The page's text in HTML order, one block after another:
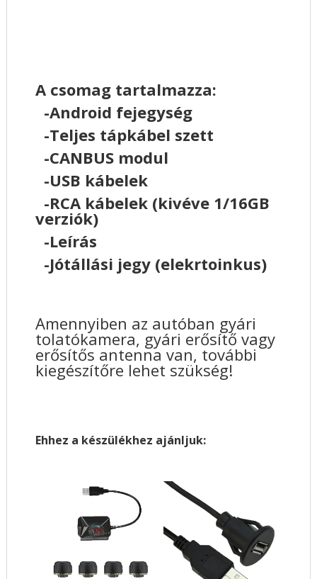
A csomag tartalmazza:
-Android fejegység
-Teljes tápkábel szett
-CANBUS modul
-USB kábelek
-RCA kábelek (kivéve 1/16GB
verziók)
-Leírás
-Jótállási jegy (elekrtoinkus)
Amennyiben az autóban gyári
tolatókamera, gyári erősítő vagy
erősítős antenna van, további
kiegészítőre lehet szükség!
Ehhez a készülékhez ajánljuk: